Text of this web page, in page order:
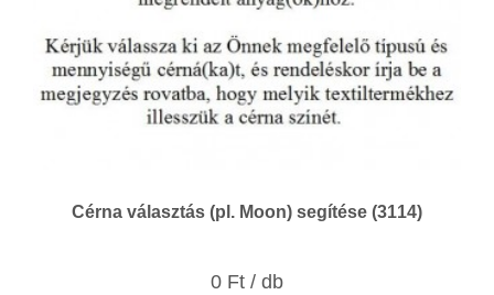
Cérna választás (pl. Moon) segítése (3114)
0 Ft / db